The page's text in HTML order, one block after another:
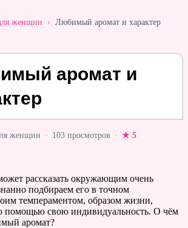
женщин › Любимый аромат и характер
аромат и
женщин · 103 просмотров · ★ 5
рассказать окружающим очень
подбираем его в точном
темпераментом, образом жизни,
помощью свою индивидуальность. О чём
аромат?